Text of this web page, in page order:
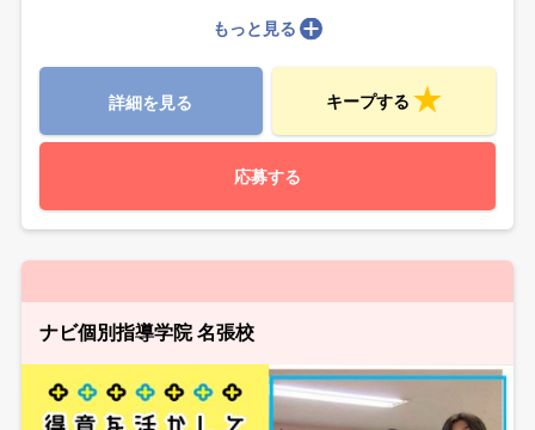
もっと見る
詳細を見る キープする
応募する
ナビ個別指導学院 名張校